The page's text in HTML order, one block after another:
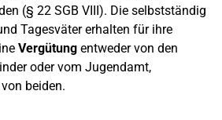
(§ 22 SGB VIII). Die selbstständig
Tagesväter erhalten für ihre
Vergütung entweder von den
oder vom Jugendamt,
beiden.